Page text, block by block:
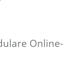
Online-